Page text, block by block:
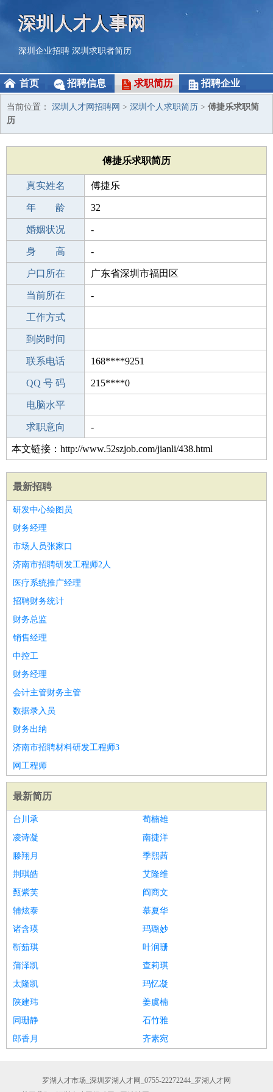
深圳人才人事网
深圳企业招聘 深圳求职者简历
首页 招聘信息 求职简历 招聘企业
当前位置： 深圳人才网招聘网 > 深圳个人求职简历 > 傅捷乐求职简
历
傅捷乐求职简历
真实姓名 傅捷乐
性 别 男
年 龄 32
出生年月 1994-10-28
婚姻状况 -
学 历 初中
身 高 -
毕业学校 广州第三十九中学
户口所在 广东省深圳市福田区
所学专业 -
当前所在 -
工作经验
工作方式
驾 照
到岗时间
期望月薪
联系电话 168****9251
手机号码 168****9251
QQ 号 码 215****0
微信号码
电脑水平
外语水平
求职意向 -
本文链接：http://www.52szjob.com/jianli/438.html
最新招聘
研发中心绘图员
财务经理
市场人员张家口
济南市招聘研发工程师2人
医疗系统推广经理
招聘财务统计
财务总监
销售经理
中控工
财务经理
会计主管财务主管
数据录入员
财务出纳
济南市招聘材料研发工程师3
网工程师
最新简历
台川承
荀楠雄
凌诗凝
南捷洋
滕翔月
季熙茜
荆琪皓
艾隆维
甄紫芙
阎商文
辅炫泰
慕夏华
诸含瑛
玛璐妙
靳茹琪
叶润珊
蒲泽凯
查莉琪
太隆凯
玛忆凝
陕建玮
姜虞楠
同珊静
石竹雅
郎香月
齐素宛
罗湖人才市场_深圳罗湖人才网_0755-22272244_罗湖人才网